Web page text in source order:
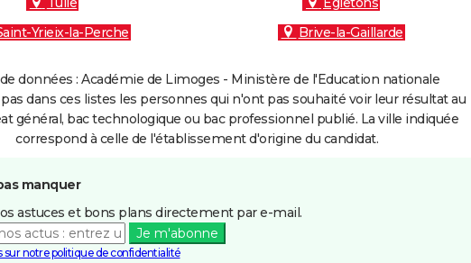
Yrieix-la-Perche
Brive-la-Gaillarde
données : Académie de Limoges - Ministère de l'Education nationale
dans ces listes les personnes qui n'ont pas souhaité voir leur résultat au
général, bac technologique ou bac professionnel publié. La ville indiquée
correspond à celle de l'établissement d'origine du candidat.
manquer
astuces et bons plans directement par e-mail.
Je m'abonne
sur notre politique de confidentialité